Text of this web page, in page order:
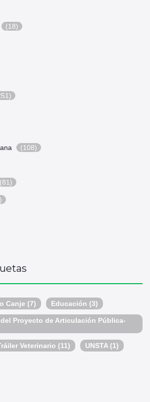
(18)
(108)
(81)
Canje (7) Educación (3)
Proyecto de Articulación Pública-
Veterinario (11) UNSTA (1)